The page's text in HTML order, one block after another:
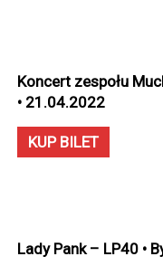
Koncert zespołu
• 21.04.2022
KUP BILET
Lady Pank – LP40 •